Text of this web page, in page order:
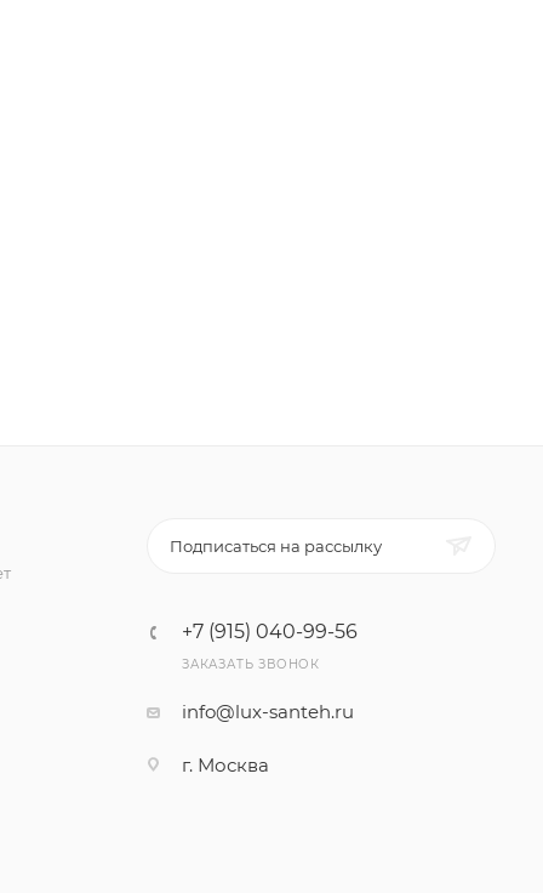
Подписаться на рассылку
+7 (915) 040-99-56
ЗАКАЗАТЬ ЗВОНОК
info@lux-santeh.ru
г. Москва